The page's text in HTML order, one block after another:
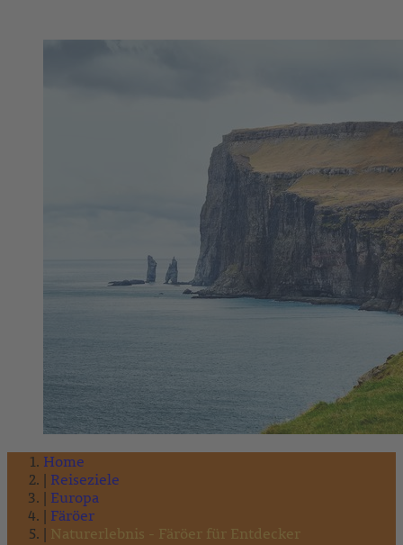
Home
Reiseziele
Europa
Färöer
Naturerlebnis - Färöer für Entdecker